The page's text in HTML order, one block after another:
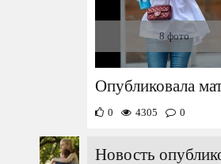
8 фото
Опубликовала
0 4305 0
Новость